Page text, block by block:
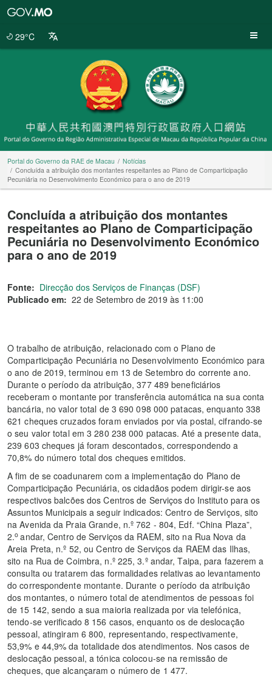
29°C
Portal do Governo da RAE de Macau
Notícias
Concluída a atribuição dos montantes respeitantes ao Plano de Comparticipação
Pecuniária no Desenvolvimento Económico para o ano de 2019
Concluída a atribuição dos montantes
respeitantes ao Plano de Comparticipação
Pecuniária no Desenvolvimento Económico
para o ano de 2019
Fonte: Direcção dos Serviços de Finanças (DSF)
Publicado em: 22 de Setembro de 2019 às 11:00
O trabalho de atribuição, relacionado com o Plano de
Comparticipação Pecuniária no Desenvolvimento Económico para
o ano de 2019, terminou em 13 de Setembro do corrente ano.
Durante o período da atribuição, 377 489 beneficiários
receberam o montante por transferência automática na sua conta
bancária, no valor total de 3 690 098 000 patacas, enquanto 338
621 cheques cruzados foram enviados por via postal, cifrando-se
o seu valor total em 3 280 238 000 patacas. Até a presente data,
239 603 cheques já foram descontados, correspondendo a
70,8% do número total dos cheques emitidos.
A fim de se coadunarem com a implementação do Plano de
Comparticipação Pecuniária, os cidadãos podem dirigir-se aos
respectivos balcões dos Centros de Serviços do Instituto para os
Assuntos Municipais a seguir indicados: Centro de Serviços, sito
na Avenida da Praia Grande, n.º 762 - 804, Edf. “China Plaza”,
2.o andar, Centro de Serviços da RAEM, sito na Rua Nova da
Areia Preta, n.º 52, ou Centro de Serviços da RAEM das Ilhas,
sito na Rua de Coimbra, n.º 225, 3.º andar, Taipa, para fazerem a
consulta ou tratarem das formalidades relativas ao levantamento
do correspondente montante. Durante o período da atribuição
dos montantes, o número total de atendimentos de pessoas foi
de 15 142, sendo a sua maioria realizada por via telefónica,
tendo-se verificado 8 156 casos, enquanto os de deslocação
pessoal, atingiram 6 800, representando, respectivamente,
53,9% e 44,9% da totalidade dos atendimentos. Nos casos de
deslocação pessoal, a tónica colocou-se na remissão de
cheques, que alcançaram o número de 1 477.